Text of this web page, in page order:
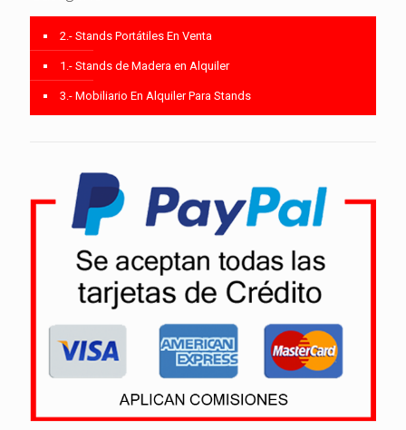
2.- Stands Portátiles En Venta
1.- Stands de Madera en Alquiler
3.- Mobiliario En Alquiler Para Stands